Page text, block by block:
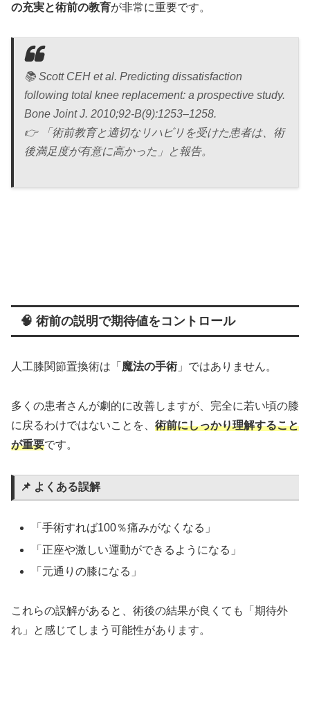
の充実と術前の教育が非常に重要です。
📚 Scott CEH et al. Predicting dissatisfaction
following total knee replacement: a prospective study.
Bone Joint J. 2010;92-B(9):1253–1258.
👉 「術前教育と適切なリハビリを受けた患者は、術
後満足度が有意に高かった」と報告。
🧠 術前の説明で期待値をコントロール
人工膝関節置換術は「 魔法の手術 」ではありません。
多くの患者さんが劇的に改善しますが、完全に若い頃の膝
に戻るわけではないことを、 術前にしっかり理解すること
が重要です。
📌 よくある誤解
「手術すれば100％痛みがなくなる」
「正座や激しい運動ができるようになる」
「元通りの膝になる」
これらの誤解があると、術後の結果が良くても「期待外
れ」と感じてしまう可能性があります。